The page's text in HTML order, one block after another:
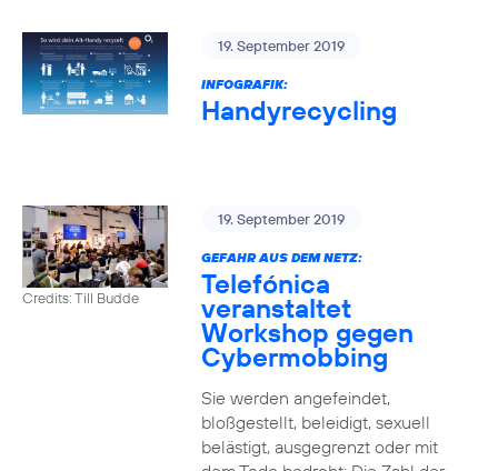
19. September 2019
INFOGRAFIK:
Handyrecycling
Credits: Till Budde
19. September 2019
GEFAHR AUS DEM NETZ:
Telefónica
veranstaltet
Workshop gegen
Cybermobbing
Sie werden angefeindet,
bloßgestellt, beleidigt, sexuell
belästigt, ausgegrenzt oder mit